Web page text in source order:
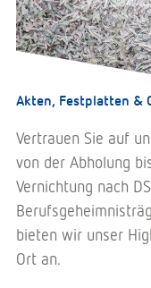
Akten, Festplatten &
Vertrauen Sie auf
von der Abholung
Vernichtung nach
bieten wir unser
Ort an.